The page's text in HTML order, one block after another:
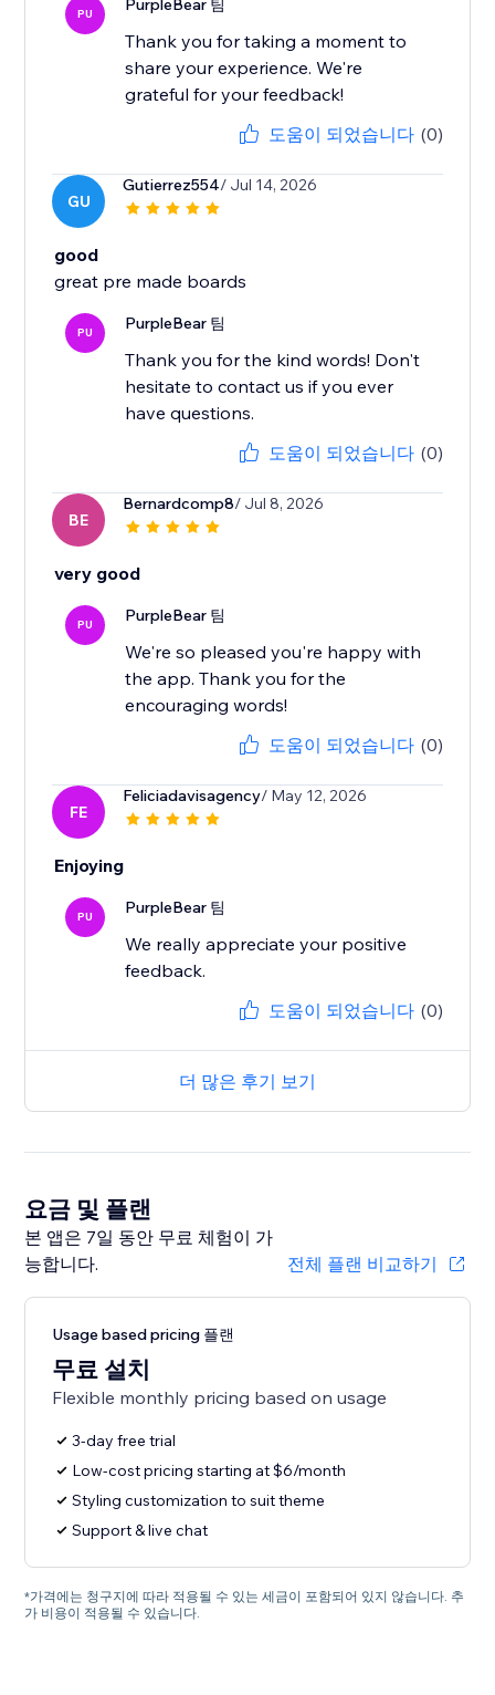
PU PurpleBear 팀
Thank you for taking a moment to
share your experience. We're
grateful for your feedback!
도움이 되었습니다 (0)
GU
Gutierrez554/ Jul 14, 2026
good
great pre made boards
PU PurpleBear 팀
Thank you for the kind words! Don't
hesitate to contact us if you ever
have questions.
도움이 되었습니다 (0)
BE
Bernardcomp8/ Jul 8, 2026
very good
PU PurpleBear 팀
We're so pleased you're happy with
the app. Thank you for the
encouraging words!
도움이 되었습니다 (0)
FE
Feliciadavisagency/ May 12, 2026
Enjoying
PU PurpleBear 팀
We really appreciate your positive
feedback.
도움이 되었습니다 (0)
더 많은 후기 보기
요금 및 플랜
본 앱은 7일 동안 무료 체험이 가
능합니다.
전체 플랜 비교하기
Usage based pricing 플랜
무료 설치
Flexible monthly pricing based on usage
3-day free trial
Low-cost pricing starting at $6/month
Styling customization to suit theme
Support & live chat
*가격에는 청구지에 따라 적용될 수 있는 세금이 포함되어 있지 않습니다. 추
가 비용이 적용될 수 있습니다.